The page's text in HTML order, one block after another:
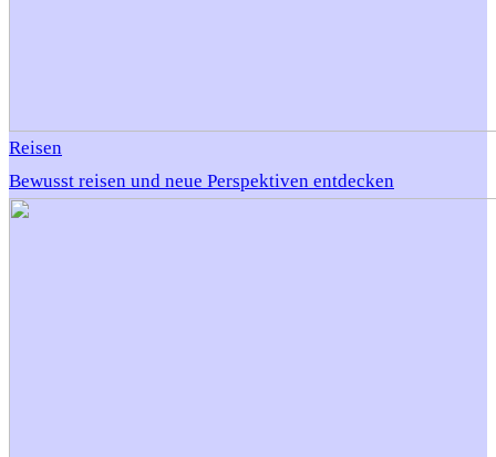
Reisen
Bewusst reisen und neue Perspektiven entdecken